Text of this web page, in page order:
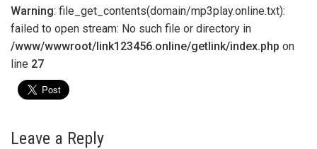
Warning: file_get_contents(domain/mp3play.online.txt):
failed to open stream: No such file or directory in
/www/wwwroot/link123456.online/getlink/index.php on
line 27
Leave a Reply